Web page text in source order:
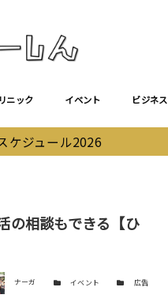
ニック イベント ビジネス
ケジュール2026
の相談もできる【ひ
ナーガ カテゴリー
イベント カテゴリー
広告